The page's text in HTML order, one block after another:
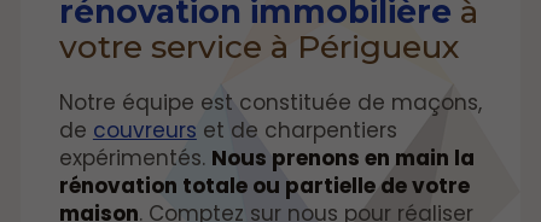
rénovation immobilière à
votre service à Périgueux
Notre équipe est constituée de maçons,
de couvreurs et de charpentiers
expérimentés. Nous prenons en main la
rénovation totale ou partielle de votre
maison. Comptez sur nous pour réaliser